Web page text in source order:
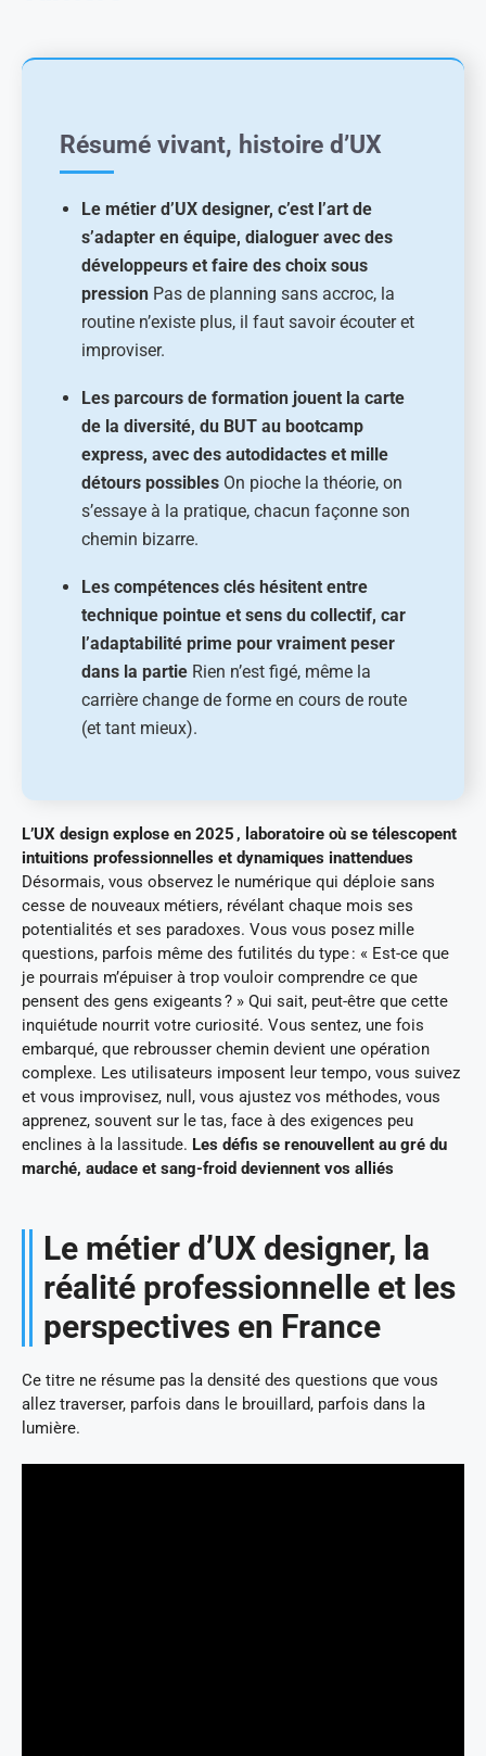
Résumé vivant, histoire d’UX
Le métier d’UX designer, c’est l’art de
s’adapter en équipe, dialoguer avec des
développeurs et faire des choix sous
pression Pas de planning sans accroc, la
routine n’existe plus, il faut savoir écouter et
improviser.
Les parcours de formation jouent la carte
de la diversité, du BUT au bootcamp
express, avec des autodidactes et mille
détours possibles On pioche la théorie, on
s’essaye à la pratique, chacun façonne son
chemin bizarre.
Les compétences clés hésitent entre
technique pointue et sens du collectif, car
l’adaptabilité prime pour vraiment peser
dans la partie Rien n’est figé, même la
carrière change de forme en cours de route
(et tant mieux).
L’UX design explose en 2025 , laboratoire où se télescopent
intuitions professionnelles et dynamiques inattendues
Désormais, vous observez le numérique qui déploie sans
cesse de nouveaux métiers, révélant chaque mois ses
potentialités et ses paradoxes. Vous vous posez mille
questions, parfois même des futilités du type : « Est-ce que
je pourrais m’épuiser à trop vouloir comprendre ce que
pensent des gens exigeants ? » Qui sait, peut-être que cette
inquiétude nourrit votre curiosité. Vous sentez, une fois
embarqué, que rebrousser chemin devient une opération
complexe. Les utilisateurs imposent leur tempo, vous suivez
et vous improvisez, null, vous ajustez vos méthodes, vous
apprenez, souvent sur le tas, face à des exigences peu
enclines à la lassitude. Les défis se renouvellent au gré du
marché, audace et sang-froid deviennent vos alliés
Le métier d’UX designer, la
réalité professionnelle et les
perspectives en France
Ce titre ne résume pas la densité des questions que vous
allez traverser, parfois dans le brouillard, parfois dans la
lumière.